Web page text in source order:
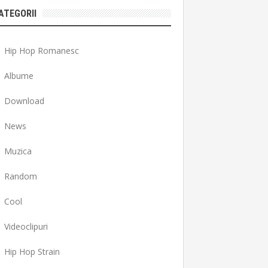
Hip Hop Romanesc
Albume
Download
News
Muzica
Random
Cool
Videoclipuri
Hip Hop Strain